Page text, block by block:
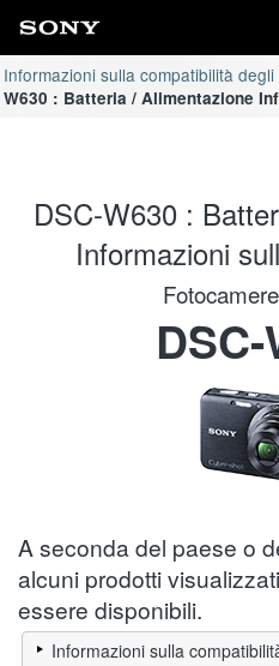
Informazioni sulla compatibilità
W630 : Batteria / Alimentazione
DSC-W630 :
Informazioni
A seconda del paese o
alcuni prodotti
essere disponibili.
Informazioni sulla